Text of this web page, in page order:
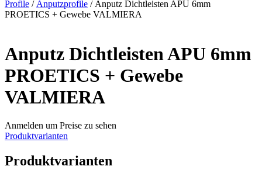
Profile /Anputzprofile / Anputz Dichtleisten APU 6mm
PROETICS + Gewebe VALMIERA
Anputz Dichtleisten APU 6mm
PROETICS + Gewebe
VALMIERA
Anmelden um Preise zu sehen
Produktvarianten
Produktvarianten